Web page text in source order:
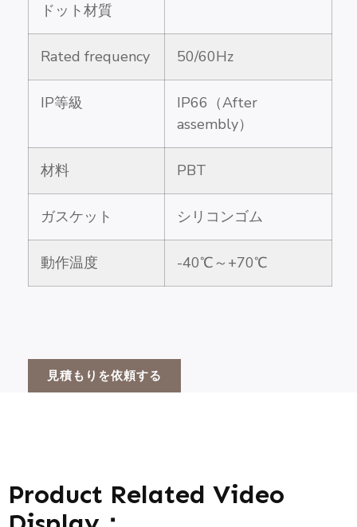
ドット材質
Rated frequency 50/60Hz
IP等級
IP66（After
assembly）
材料 PBT
ガスケット シリコンゴム
動作温度 -40℃～+70℃
見積もりを依頼する
Product Related Video